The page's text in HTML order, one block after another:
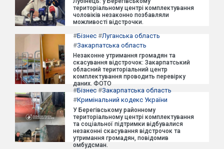
територіальному центрі комплектування
чоловіків незаконно позбавляли
можливості відстрочки.
#Бізнес #Луганська область
#Закарпатська область
Незаконне утримання громадян та
скасування відстрочок: Закарпатський
обласний територіальний центр
комплектування проводить перевірку
даних. ФОТО
#Бізнес #Закарпатська область
#Кримінальний кодекс України
У Берегівському районному
територіальному центрі комплектування
та соціальної підтримки відбувалися
незаконні скасування відстрочок та
утримання громадян, повідомив
омбудсман.